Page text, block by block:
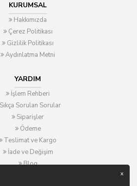
KURUMSAL
Hakkımızda
Çerez Politikası
Gizlilik Politikası
Aydınlatma Metni
YARDIM
İşlem Rehberi
Sıkça Sorulan Sorular
Siparişler
Ödeme
Teslimat ve Kargo
İade ve Değişim
Blog
x